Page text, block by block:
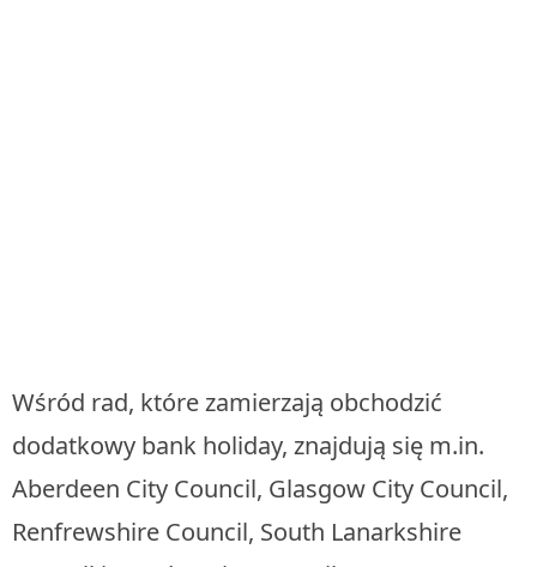
Wśród rad, które zamierzają obchodzić
dodatkowy bank holiday, znajdują się m.in.
Aberdeen City Council, Glasgow City Council,
Renfrewshire Council, South Lanarkshire